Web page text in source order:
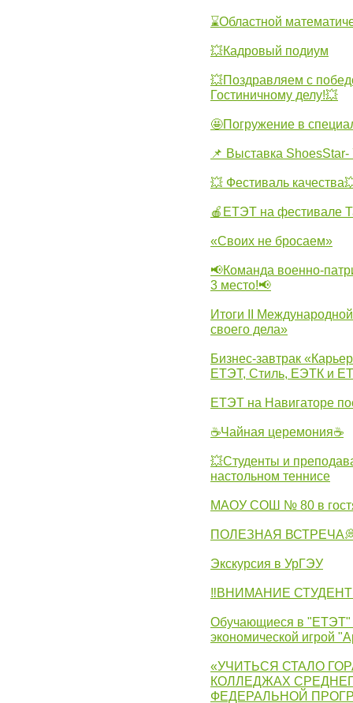
⌛Областной
💥Кадровый подиум
💥Поздравляем с
Гостиничному делу!💥
🤩Погружение в
📌 Выставка ShoesStar-
💥 Фестиваль
🍎ЕТЭТ на фестивале
«Своих не бросаем»
📢Команда военно-
3 место!📢
Итоги II
своего дела»
Бизнес-завтрак
ЕТЭТ, Стиль, ЕЭТК и
ЕТЭТ на Навигаторе
☕Чайная церемония☕
💥Студенты и
настольном теннисе
МАОУ СОШ № 80 в
ПОЛЕЗНАЯ
Экскурсия в УрГЭУ
‼ВНИМАНИЕ
Обучающиеся в "ЕТЭТ"
экономической игрой
«УЧИТЬСЯ СТАЛО
КОЛЛЕДЖАХ
ФЕДЕРАЛЬНОЙ